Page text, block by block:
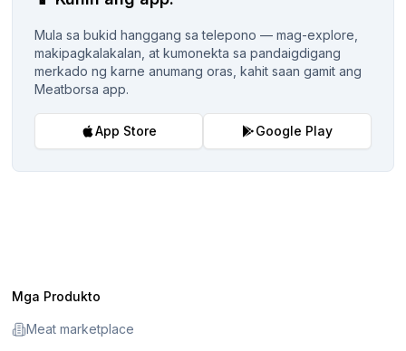
Mula sa bukid hanggang sa telepono — mag-explore,
makipagkalakalan, at kumonekta sa pandaigdigang
merkado ng karne anumang oras, kahit saan gamit ang
Meatborsa app.
App Store Google Play
Mga Produkto
Meat marketplace